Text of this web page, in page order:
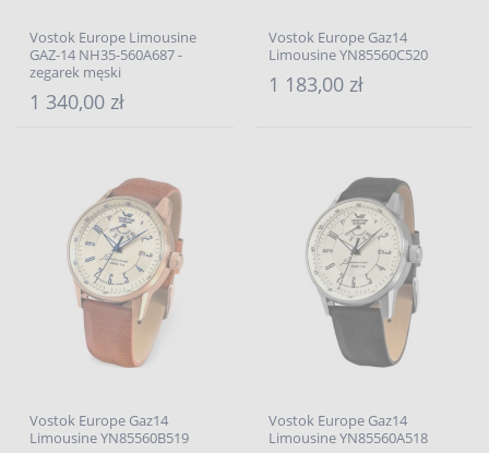
Vostok Europe Limousine
GAZ-14 NH35-560A687 -
zegarek męski
1 340,00 zł
Vostok Europe Gaz14
Limousine YN85560C520
1 183,00 zł
Vostok Europe Gaz14
Limousine YN85560B519
Vostok Europe Gaz14
Limousine YN85560A518